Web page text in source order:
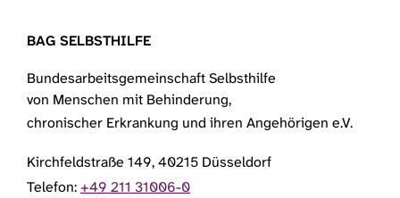
BAG SELBSTHILFE
Bundesarbeitsgemeinschaft Selbsthilfe
von Menschen mit Behinderung,
chronischer Erkrankung und ihren Angehörigen e.V.
Kirchfeldstraße 149, 40215 Düsseldorf
Telefon: +49 211 31006-0